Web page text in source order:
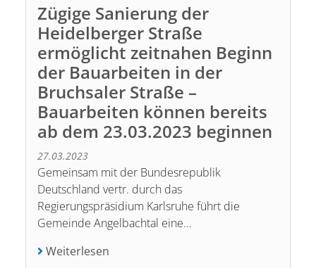
Zügige Sanierung der
Heidelberger Straße
ermöglicht zeitnahen Beginn
der Bauarbeiten in der
Bruchsaler Straße –
Bauarbeiten können bereits
ab dem 23.03.2023 beginnen
27.03.2023
Gemeinsam mit der Bundesrepublik
Deutschland vertr. durch das
Regierungspräsidium Karlsruhe führt die
Gemeinde Angelbachtal eine…
Weiterlesen